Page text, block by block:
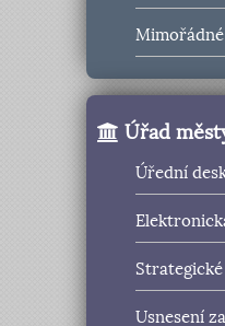
Úřad
Úřední
Usnesení